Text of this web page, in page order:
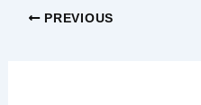
PREVIOUS